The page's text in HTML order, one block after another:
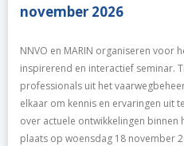
november 2026
NNVO en MARIN organiseren voor
inspirerend en interactief seminar.
professionals uit het
elkaar om kennis en ervaringen uit
over actuele ontwikkelingen
plaats op woensdag 18 november